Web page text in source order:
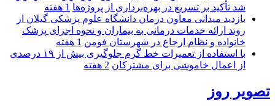
شد تأکید بر تسریع در بهره‌برداری از پروژه‌ها 1 هفته
بازدید میدانی معاون درمان دانشگاه علوم پزشکی گیلان از
روند ارائه خدمات درمانی به بیماران و نحوه اجرای پزشک
خانواده و نظام ارجاع در شهرستان فومن 1 هفته
با استفاده از تعمیرات خط گرم جلوگیری بیش از ۱۹ درصدی
از اعمال خاموشی برای مشتركان 2 هفته
تصویر روز